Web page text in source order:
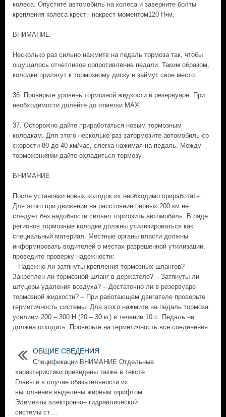
колеса. Опустите автомобиль на колеса и заверните болты
крепления колеса крест– накрест моментом120 Н•м.
ВНИМАНИЕ
Несколько раз сильно нажмите на педаль тормоза так, чтобы
ощущалось отчетливое сопротивление педали. Таким образом,
колодки прилягут к тормозному диску и займут свое место.
36. Проверьте уровень тормозной жидкости в резервуаре. При
необходимости долейте до отметки MAX.
37. Осторожно дайте приработаться новым тормозным
колодкам. Для этого несколько раз затормозите автомобиль со
скорости 80 до 40 км/час, слегка нажимая на педаль. Между
торможениями дайте охладиться тормозу.
ВНИМАНИЕ
После установки новых колодок их необходимо приработать.
Для этого при движении на расстояние первых 200 км не
следует без надобности сильно тормозить автомобиль. В ряде
регионов тормозные колодки должны утилизироваться как
специальный материал. Местные органы власти должны
информировать водителей о местах разрешенной утилизации.
проведите проверку надежности:
– Надежно ли затянуты крепления тормозных шлангов? –
Закреплен ли тормозной шланг в держателе? – Затянуты ли
штуцеры удаления воздуха? – Достаточно ли в резервуаре
тормозной жидкости? – При работающем двигателе проверьте
герметичность системы. Для этого нажмите на педаль тормоза
усилием 200 – 300 Н (20 – 30 кг) в течение 10 с. Педаль не
должна отходить. Проверьте на герметичность все соединения.
ОБЩИЕ СВЕДЕНИЯ
Спецификации ВНИМАНИЕ Отдельные
характеристики приведены также в тексте
Главы и в случае обязательности их
выполнения выделены жирным шрифтом
Элементы электронно– гидравлической
системы ст ...